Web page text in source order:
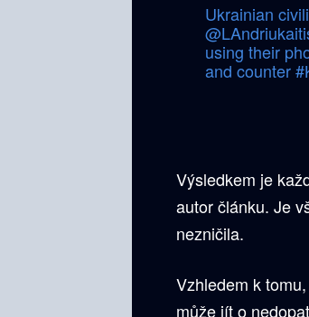
Ukrainian
using their
and counter
Výsledkem je
autor článku. Je
nezničila.
Vzhledem k
může jít o